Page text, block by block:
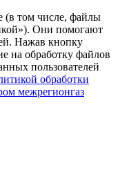
(в том числе, файлы
Они помогают
Нажав кнопку
на обработку файлов
пользователей
обработки
межрегионгаз